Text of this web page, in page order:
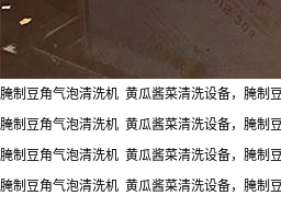
腌制豆角气泡清洗机 黄瓜酱菜清洗设备，腌制
腌制豆角气泡清洗机 黄瓜酱菜清洗设备，腌制
腌制豆角气泡清洗机 黄瓜酱菜清洗设备，腌制
腌制豆角气泡清洗机 黄瓜酱菜清洗设备，腌制